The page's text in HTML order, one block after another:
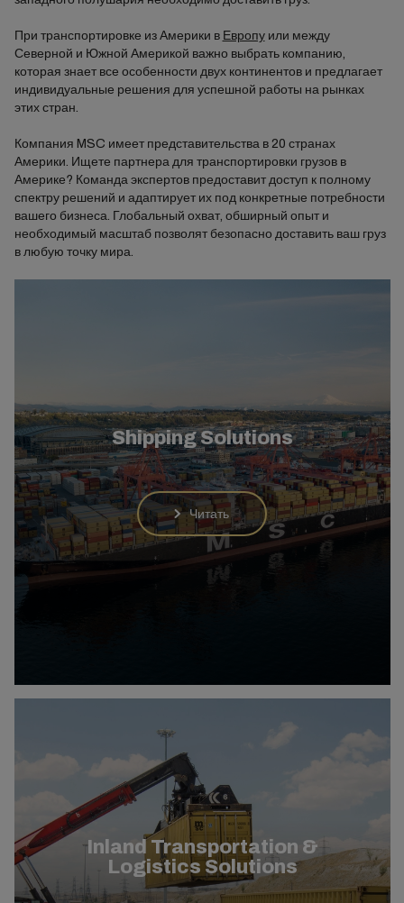
При транспортировке из Америки в Европуили между
Северной и Южной Америкой важно выбрать компанию,
которая знает все особенности двух континентов и предлагает
индивидуальные решения для успешной работы на рынках
этих стран.
Компания MSC имеет представительства в 20 странах
Америки. Ищете партнера для транспортировки грузов в
Америке? Команда экспертов предоставит доступ к полному
спектру решений и адаптирует их под конкретные потребности
вашего бизнеса. Глобальный охват, обширный опыт и
необходимый масштаб позволят безопасно доставить ваш груз
в любую точку мира.
Shipping Solutions
Читать
Inland Transportation &
Logistics Solutions